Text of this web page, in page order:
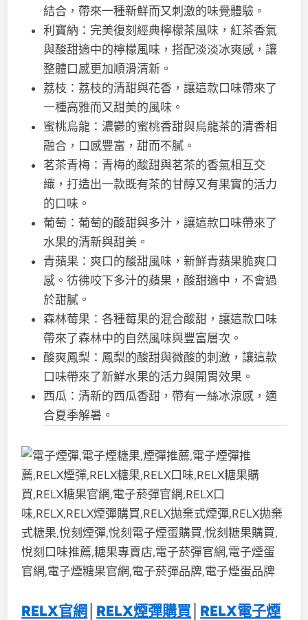
結合，帶來一種新鮮而又刺激的味覺體驗。
利寶納：完美復刻經典檸檬茶風味，紅茶香氣
與酸甜適中的檸檬風味，搭配淡淡冰爽感，讓
整體口感更加順滑清新。
荔枝：荔枝的清甜與花香，讓這款口味帶來了
一種高雅而又甜美的風味。
蜜桃烏龍：濃鬱的蜜桃香甜與烏龍茶的清香相
融合，口感豐富，甜而不膩。
茗茶青梅：青梅的酸甜與茗茶的香氣相互交
織，打造出一款既有茶的甘醇又有果實的活力
的口味。
葡萄：葡萄的酸甜與多汁，讓這款口味帶來了
水果的清新與甜美。
青蘋果：爽口的酸甜風味，新鮮青蘋果脆爽口
感。彷彿咬下多汁的蘋果，酸甜適中，不會過
於甜膩。
森林莓果：各種莓果的混合酸甜，讓這款口味
帶來了森林中的自然風味與豐富層次。
酸爽鳳梨：鳳梨的酸甜與微酸的刺激，讓這款
口味帶來了新鮮水果的活力與開胃效果。
西瓜：清新的西瓜香甜，帶有一絲冰涼感，適
合夏季解暑。
RELX官網 RELX煙彈購買 RELX電子煙